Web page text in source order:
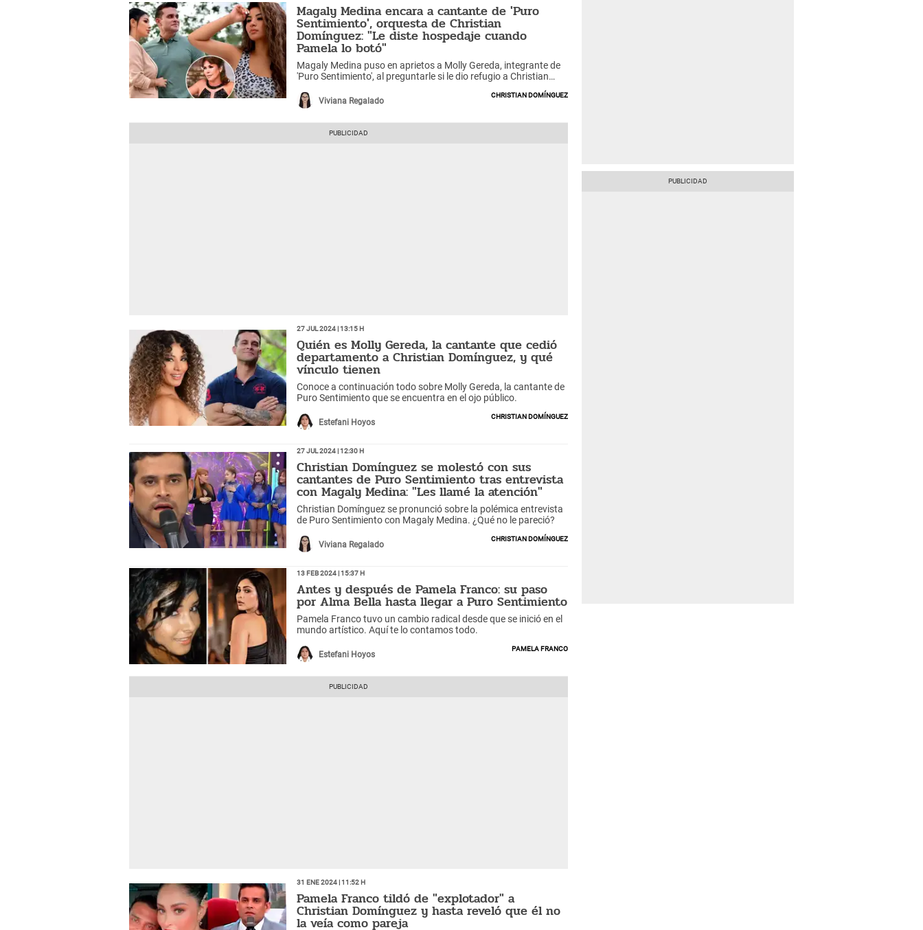
Magaly Medina encara a cantante de 'Puro
Sentimiento', orquesta de Christian
Domínguez: "Le diste hospedaje cuando
Pamela lo botó"
Magaly Medina puso en aprietos a Molly Gereda, integrante de
'Puro Sentimiento', al preguntarle si le dio refugio a Christian
Viviana Regalado
Christian Domínguez
27 Jul 2024 | 13:15 h
Quién es Molly Gereda, la cantante que cedió
departamento a Christian Domínguez, y qué
vínculo tienen
Conoce a continuación todo sobre Molly Gereda, la cantante de
Puro Sentimiento que se encuentra en el ojo público.
Estefani Hoyos
Christian Domínguez
27 Jul 2024 | 12:30 h
Christian Domínguez se molestó con sus
cantantes de Puro Sentimiento tras entrevista
con Magaly Medina: "Les llamé la atención"
Christian Domínguez se pronunció sobre la polémica entrevista
de Puro Sentimiento con Magaly Medina. ¿Qué no le pareció?
Viviana Regalado
Christian Domínguez
13 Feb 2024 | 15:37 h
Antes y después de Pamela Franco: su paso
por Alma Bella hasta llegar a Puro Sentimiento
Pamela Franco tuvo un cambio radical desde que se inició en el
mundo artístico. Aquí te lo contamos todo.
Estefani Hoyos
Pamela Franco
31 Ene 2024 | 11:52 h
Pamela Franco tildó de "explotador" a
Christian Domínguez y hasta reveló que él no
la veía como pareja